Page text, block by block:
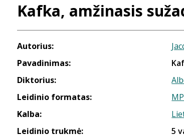
Kafka, amžinasis
Autorius:
Pavadinimas:
Diktorius:
Leidinio formatas:
Kalba:
Leidinio trukmė:
5